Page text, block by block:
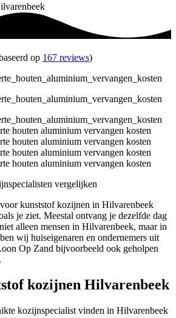
op 167 reviews)
kunststof kozijnen in Hilvarenbeek
je ziet. Meestal ontvang je dezelfde dag
alleen mensen in Hilvarenbeek, maar in
wij huiseigenaren en ondernemers uit
Op Zand bijvoorbeeld ook geholpen
kozijnen Hilvarenbeek
kozijnspecialist vinden in Hilvarenbeek